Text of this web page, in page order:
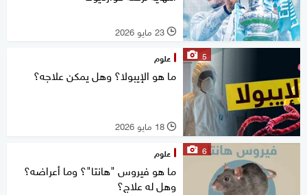
l 23 مايو 2026
5 علوم
ما هو الإيبولا؟ وهل يمكن علاجه؟
l 18 مايو 2026
6 علوم
ما هو فيروس "هانتا"؟ وما أعراضه؟
وهل له علاج؟